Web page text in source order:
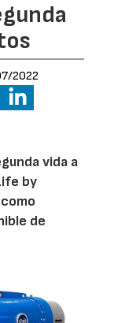
2022
vida a
by
de